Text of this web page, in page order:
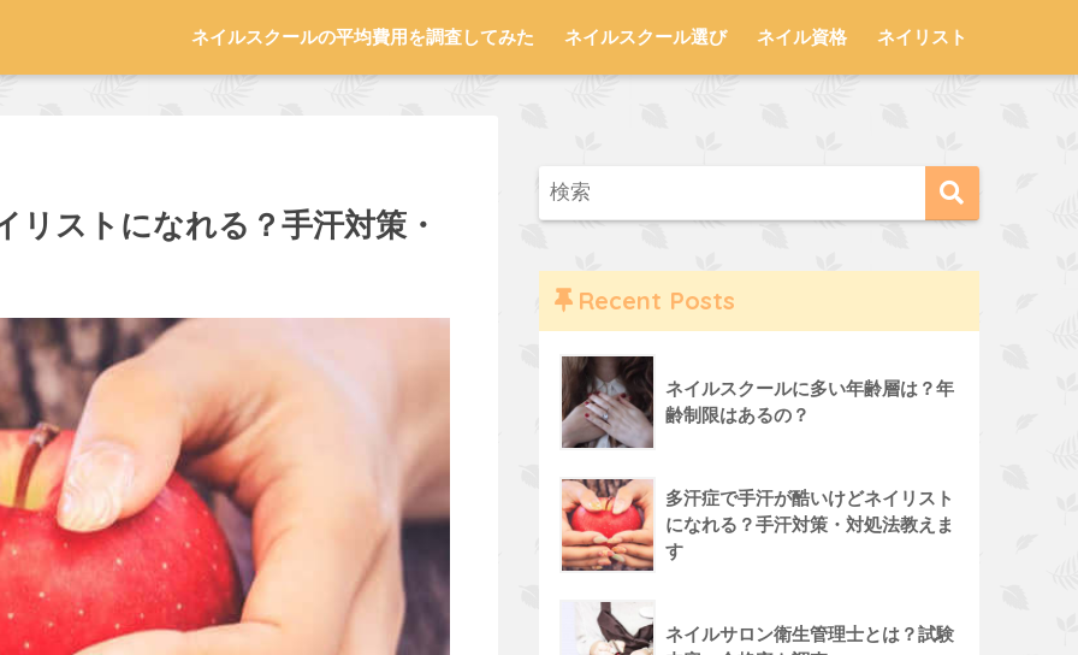
ネイルスクールの平均費用を調査してみた ネイルスクール選び ネイル資格 ネイリスト
リストになれる？手汗対策・
Recent Posts
ネイルスクールに多い年齢層は？年
齢制限はあるの？
多汗症で手汗が酷いけどネイリスト
になれる？手汗対策・対処法教えま
す
ネイルサロン衛生管理士とは？試験